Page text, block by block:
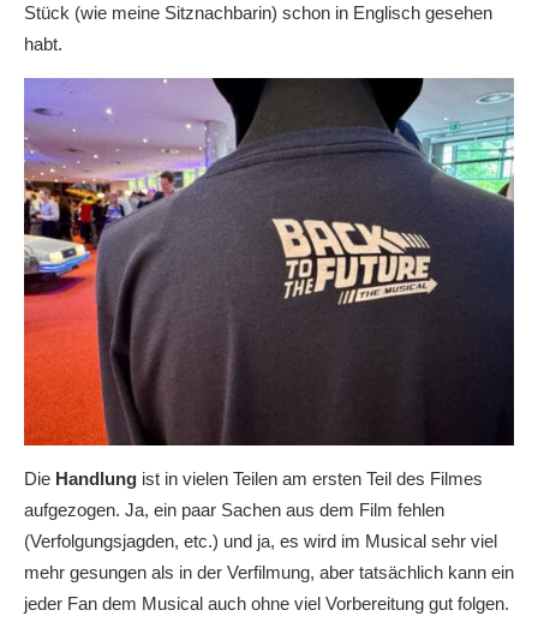
Stück (wie meine Sitznachbarin) schon in Englisch gesehen
habt.
Die Handlung ist in vielen Teilen am ersten Teil des Filmes
aufgezogen. Ja, ein paar Sachen aus dem Film fehlen
(Verfolgungsjagden, etc.) und ja, es wird im Musical sehr viel
mehr gesungen als in der Verfilmung, aber tatsächlich kann ein
jeder Fan dem Musical auch ohne viel Vorbereitung gut folgen.